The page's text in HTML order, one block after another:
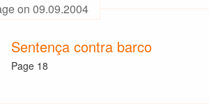
on 09.09.2004
Sentença contra barco
Page 18